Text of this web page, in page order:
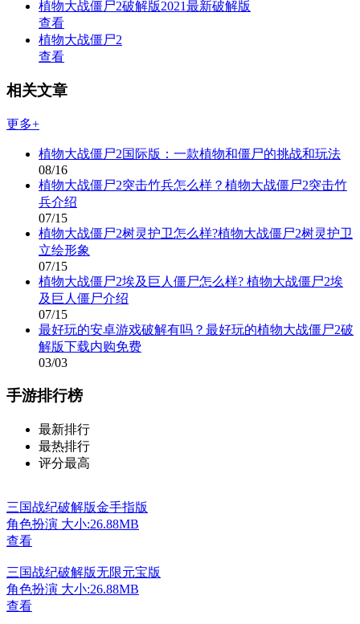
植物大战僵尸2破解版2021最新破解版
查看
植物大战僵尸2
查看
相关文章
更多+
植物大战僵尸2国际版：一款植物和僵尸的挑战和玩法
08/16
植物大战僵尸2突击竹兵怎么样？植物大战僵尸2突击竹
兵介绍
07/15
植物大战僵尸2树灵护卫怎么样?植物大战僵尸2树灵护卫
立绘形象
07/15
植物大战僵尸2埃及巨人僵尸怎么样? 植物大战僵尸2埃
及巨人僵尸介绍
07/15
最好玩的安卓游戏破解有吗？最好玩的植物大战僵尸2破
解版下载内购免费
03/03
手游排行榜
最新排行
最热排行
评分最高
三国战纪破解版金手指版
角色扮演 大小:26.88MB
查看
三国战纪破解版无限元宝版
角色扮演 大小:26.88MB
查看